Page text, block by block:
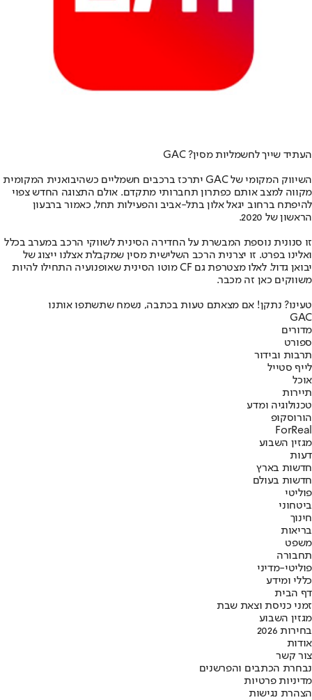
העתיד שייך לחשמליות מסין? GAC
השיווק המקומי של GAC יתרכז ברכבים חשמליים כשהיבואנית המקומית
מקווה למצב אותם כפתרון תחברותי מתקדם. אולם התצוגה החדש צפוי
להיפתח ברחוב יגאל אלון בתל-אביב והפעילות תחל, כאמור ברבעון
הראשון של 2020.
זו סנונית נוספת המבשרת על החדירה הסינית לשווקי הרכב במערב בכלל
ואלינו בפרט. זו יצרנית הרכב השלישית מסין שמקבלת אצלנו ייצוג של
יבואן גדול. לאלו מצטרפת גם CF מוטו הסינית שאופנועיה התחילו להיות
משווקים כאן זה מכבר.
טעינו? נתקן! אם מצאתם טעות בכתבה, נשמח שתשתפו אותנו
GAC
מדורים
ספורט
תרבות ובידור
לייף סטייל
אוכל
תיירות
טכנולוגיה ומדע
הורוסקופ
ForReal
מגזין השבוע
דעות
חדשות בארץ
חדשות בעולם
פוליטי
ביטחוני
חינוך
בריאות
משפט
תחבורה
פוליטי-מדיני
כללי ומידע
דף הבית
זמני כניסת וצאת שבת
מגזין השבוע
בחירות 2026
אודות
צור קשר
נבחרת הכתבים והפרשנים
מדיניות פרטיות
הצהרת נגישות